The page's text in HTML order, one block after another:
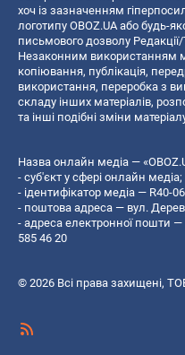
хоч із зазначенням
логотипу OBOZ.UA або будь-
письмового дозволу
Незаконним використанням
копiювання, публiкацiя,
використання, переробка з
складу інших матеріалів,
та інші подібні зміни
Назва онлайн медіа —
- суб'єкт у сфері онлайн медіа;
- ідентифікатор медіа — R40-
- поштова адреса — вул.
- адреса електронної пошти —
585 46 20
© 2026 Всі права захищені,